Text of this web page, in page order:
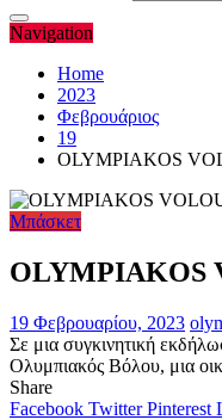
Navigation
Home
2023
Φεβρουάριος
19
OLYMPIAKOS
Μπάσκετ
OLYMPIAKOS
19 Φεβρουαρίου, 2023
Σε μια συγκινητική
Ολυμπιακός Βόλου, μια
Share
Facebook TwitterPinterest